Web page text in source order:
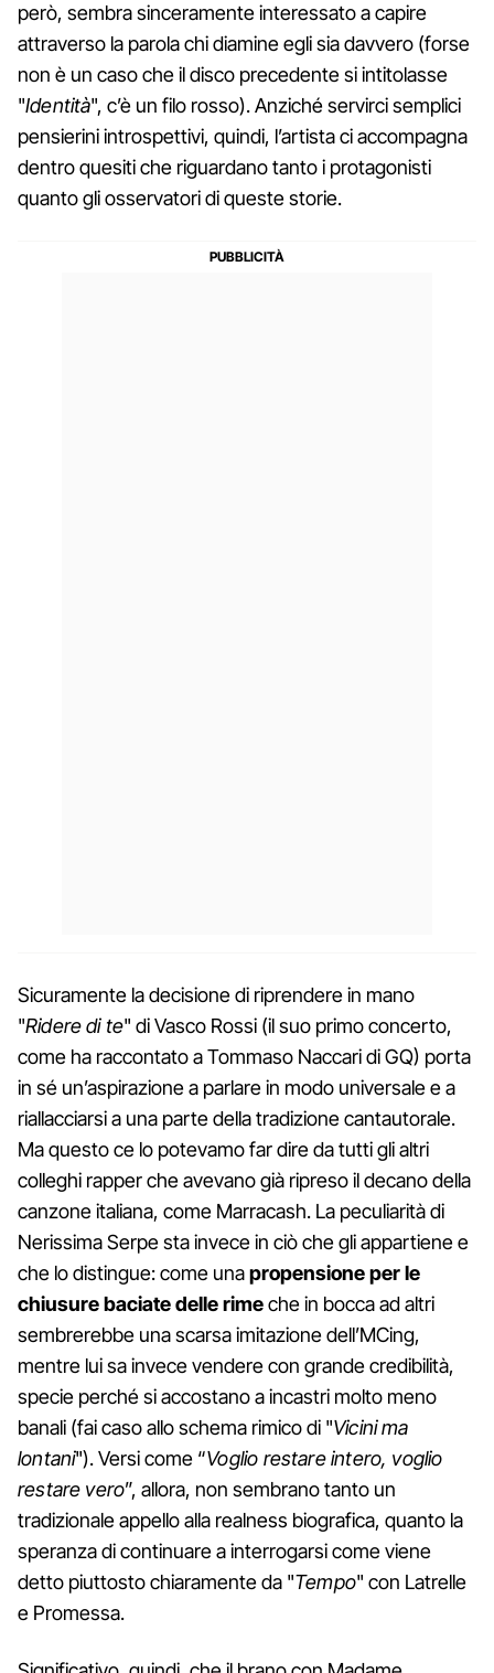
però, sembra sinceramente interessato a capire
attraverso la parola chi diamine egli sia davvero (forse
non è un caso che il disco precedente si intitolasse
"Identità", c’è un filo rosso). Anziché servirci semplici
pensierini introspettivi, quindi, l’artista ci accompagna
dentro quesiti che riguardano tanto i protagonisti
quanto gli osservatori di queste storie.
Sicuramente la decisione di riprendere in mano
"Ridere di te" di Vasco Rossi (il suo primo concerto,
come ha raccontato a Tommaso Naccari di GQ) porta
in sé un’aspirazione a parlare in modo universale e a
riallacciarsi a una parte della tradizione cantautorale.
Ma questo ce lo potevamo far dire da tutti gli altri
colleghi rapper che avevano già ripreso il decano della
canzone italiana, come Marracash. La peculiarità di
Nerissima Serpe sta invece in ciò che gli appartiene e
che lo distingue: come unapropensione per le
chiusure baciate delle rimeche in bocca ad altri
sembrerebbe una scarsa imitazione dell’MCing,
mentre lui sa invece vendere con grande credibilità,
specie perché si accostano a incastri molto meno
banali (fai caso allo schema rimico di "Vicini ma
lontani"). Versi come “Voglio restare intero, voglio
restare vero”, allora, non sembrano tanto un
tradizionale appello alla realness biografica, quanto la
speranza di continuare a interrogarsi come viene
detto piuttosto chiaramente da "Tempo" con Latrelle
e Promessa.